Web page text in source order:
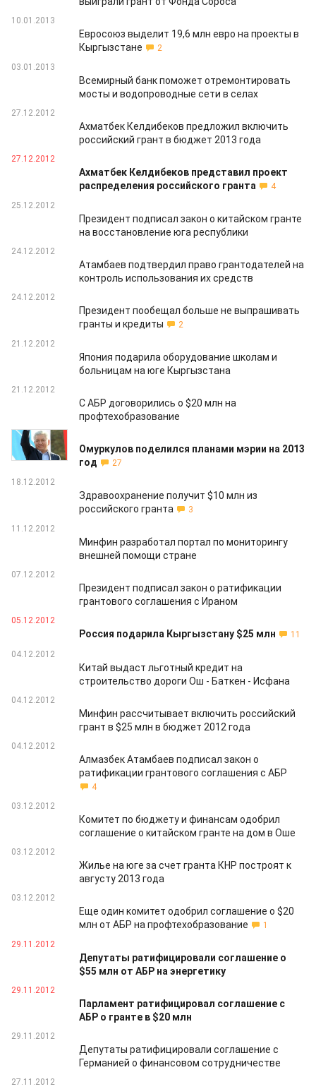
10.01.2013
Евросоюз выделит 19,6 млн евро на проекты в
Кыргызстане
2
03.01.2013
Всемирный банк поможет отремонтировать
мосты и водопроводные сети в селах
27.12.2012
Ахматбек Келдибеков предложил включить
российский грант в бюджет 2013 года
27.12.2012
Ахматбек Келдибеков представил проект
распределения российского гранта
4
25.12.2012
Президент подписал закон о китайском гранте
на восстановление юга республики
24.12.2012
Атамбаев подтвердил право грантодателей на
контроль использования их средств
24.12.2012
Президент пообещал больше не выпрашивать
гранты и кредиты
2
21.12.2012
Япония подарила оборудование школам и
больницам на юге Кыргызстана
21.12.2012
С АБР договорились о $20 млн на
профтехобразование
20.12.2012
Омуркулов поделился планами мэрии на 2013
год
27
18.12.2012
Здравоохранение получит $10 млн из
российского гранта
3
11.12.2012
Минфин разработал портал по мониторингу
внешней помощи стране
07.12.2012
Президент подписал закон о ратификации
грантового соглашения с Ираном
05.12.2012
Россия подарила Кыргызстану $25 млн
11
04.12.2012
Китай выдаст льготный кредит на
строительство дороги Ош - Баткен - Исфана
04.12.2012
Минфин рассчитывает включить российский
грант в $25 млн в бюджет 2012 года
04.12.2012
Алмазбек Атамбаев подписал закон о
ратификации грантового соглашения с АБР
4
03.12.2012
Комитет по бюджету и финансам одобрил
соглашение о китайском гранте на дом в Оше
03.12.2012
Жилье на юге за счет гранта КНР построят к
августу 2013 года
03.12.2012
Еще один комитет одобрил соглашение о $20
млн от АБР на профтехобразование
1
29.11.2012
Депутаты ратифицировали соглашение о
$55 млн от АБР на энергетику
29.11.2012
Парламент ратифицировал соглашение с
АБР о гранте в $20 млн
29.11.2012
Депутаты ратифицировали соглашение с
Германией о финансовом сотрудничестве
27.11.2012